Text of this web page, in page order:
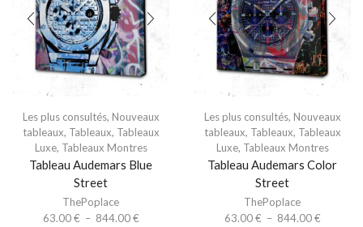
Les plus consultés, Nouveaux
tableaux, Tableaux, Tableaux
Luxe, Tableaux Montres
Tableau Audemars Blue
Street
ThePoplace
63.00€ – 844.00€
Les plus consultés, Nouveaux
tableaux, Tableaux, Tableaux
Luxe, Tableaux Montres
Tableau Audemars Color
Street
ThePoplace
63.00€ – 844.00€